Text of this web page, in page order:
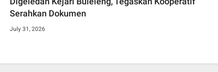
Serahkan Dokumen
July 31, 2026